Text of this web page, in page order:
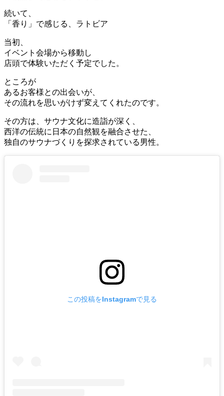
続いて、
「香り」で感じる、ラトビア
当初、
イベント会場から移動し
店頭で体験いただく予定でした。
ところが
あるお客様との出会いが、
その流れを思いがけず変えてくれたのです。
その方は、サウナ文化に造詣が深く、
西洋の伝統に日本の自然観を融合させた、
独自のサウナづくりを探求されている男性。
この投稿をInstagramで見る